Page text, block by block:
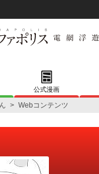
公式漫画
> Webコンテンツ